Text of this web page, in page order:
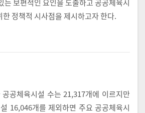
는 보편적인 요인을 도출하고 공공체육시
한 정책적 시사점을 제시하고자 한다.
공체육시설 수는 21,317개에 이르지만
16,046개를 제외하면 주요 공공체육시